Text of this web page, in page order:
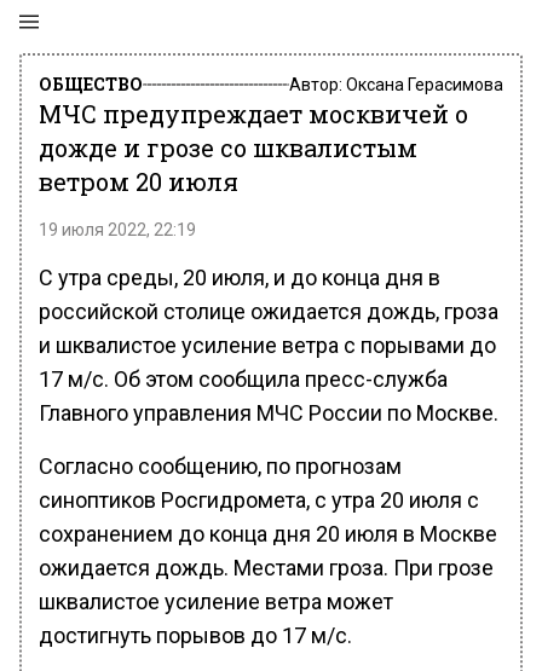
ОБЩЕСТВО Автор: Оксана Герасимова
МЧС предупреждает москвичей о
дожде и грозе со шквалистым
ветром 20 июля
19 июля 2022, 22:19
С утра среды, 20 июля, и до конца дня в
российской столице ожидается дождь, гроза
и шквалистое усиление ветра с порывами до
17 м/с. Об этом сообщила пресс-служба
Главного управления МЧС России по Москве.
Согласно сообщению, по прогнозам
синоптиков Росгидромета, с утра 20 июля с
сохранением до конца дня 20 июля в Москве
ожидается дождь. Местами гроза. При грозе
шквалистое усиление ветра может
достигнуть порывов до 17 м/с.